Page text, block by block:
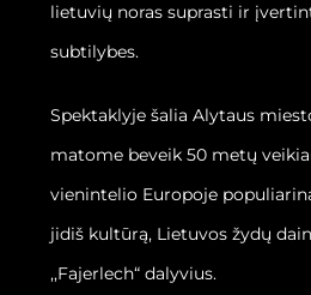
lietuvių noras suprasti ir
subtilybes.
Spektaklyje šalia Alytaus
matome beveik 50 metų
vienintelio Europoje
jidiš kultūrą, Lietuvos žydų
,,Fajerlech“ dalyvius.